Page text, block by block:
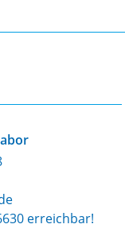
erreichbar!